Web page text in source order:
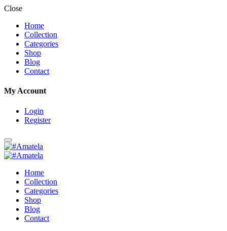
Close
Home
Collection
Categories
Shop
Blog
Contact
My Account
Login
Register
Home
Collection
Categories
Shop
Blog
Contact